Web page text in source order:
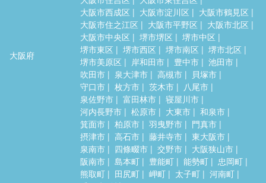
大阪府
大阪市西成区
大阪市淀川区
大阪市鶴見区
大阪市住之江区
大阪市平野区
大阪市北区
大阪市中央区
堺市堺区
堺市中区
堺市東区
堺市西区 堺市南区
堺市北区
堺市美原区
岸和田市 豊中市
池田市
吹田市
泉大津市 高槻市
貝塚市
守口市
枚方市 茨木市
八尾市
泉佐野市
富田林市
寝屋川市
河内長野市
松原市 大東市
和泉市
箕面市
柏原市 羽曳野市
門真市
摂津市
高石市 藤井寺市
東大阪市
泉南市
四條畷市 交野市
大阪狭山市
阪南市
島本町 豊能町 能勢町
忠岡町
熊取町
田尻町 岬町 太子町
河南町